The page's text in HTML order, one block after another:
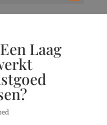
Laag